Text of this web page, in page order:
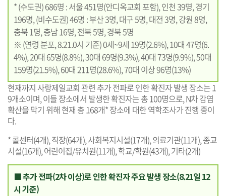
* (수도권) 686명 : 서울 451명(안디옥교회 포함), 인천 39명, 경기
196명, (비수도권) 46명 : 부산 3명, 대구 5명, 대전 3명, 강원 8명,
충북 1명, 충남 16명, 전북 5명, 경북 5명
※ (연령 분포, 8.21.0시 기준) 0세~9세 19명(2.6%), 10대 47명(6.
4%), 20대 65명(8.8%), 30대 69명(9.3%), 40대 73명(9.9%), 50대
159명(21.5%), 60대 211명(28.6%), 70대 이상 96명(13%)
현재까지 사랑제일교회 관련 추가 전파로 인한 확진자 발생 장소는 1
9개소이며, 이들 장소에서 발생한 확진자는 총 100명으로, N차 감염
확산을 막기 위해 현재 총 168개* 장소에 대한 역학조사가 진행 중이
다.
* 콜센터(4개), 직장(64개), 사회복지시설(17개), 의료기관(11개), 종교
시설(16개), 어린이집/유치원(11개), 학교/학원(43개), 기타(2개)
■ 추가 전파(2차 이상)로 인한 확진자 주요 발생 장소(8.21일 12
시 기준)